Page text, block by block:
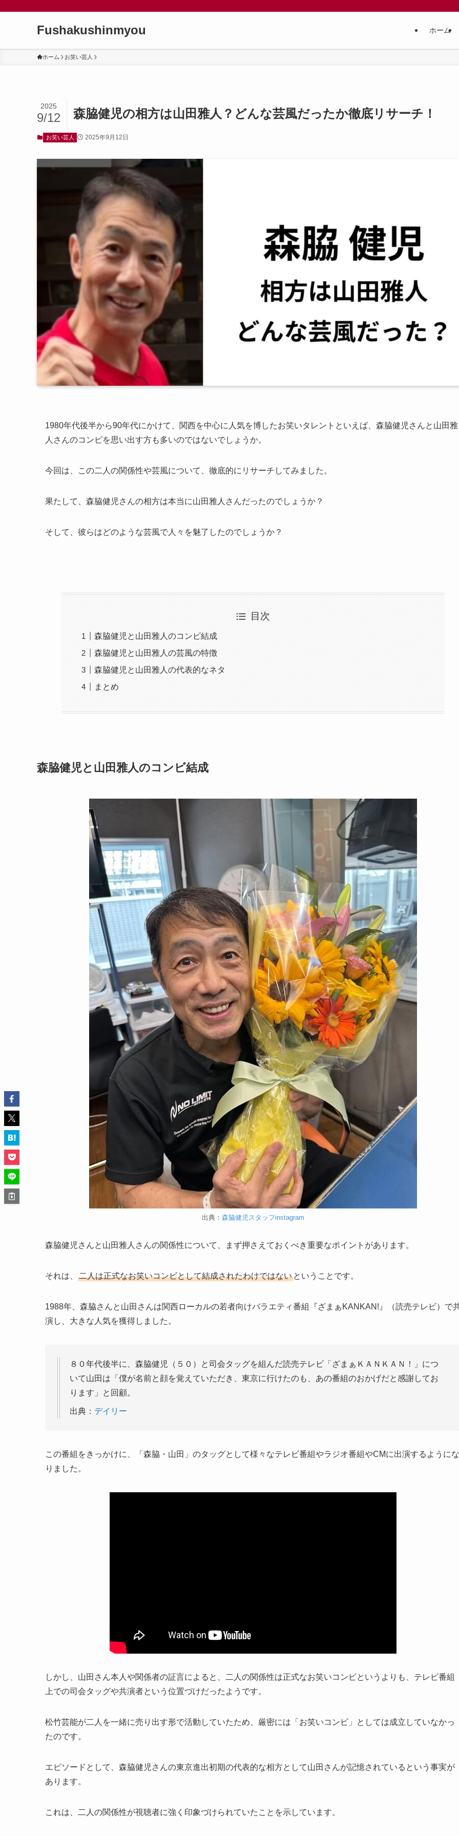
Fushakushinmyou ホーム
ホーム お笑い芸人
森脇健児の相方は山田雅人？どんな芸風だったか徹底リサーチ！
2025
9/12
お笑い芸人 2025年9月12日
1980年代後半から90年代にかけて、関西を中心に人気を博したお笑いタレントといえば、森脇健児さんと山田雅
人さんのコンビを思い出す方も多いのではないでしょうか。
今回は、この二人の関係性や芸風について、徹底的にリサーチしてみました。
果たして、森脇健児さんの相方は本当に山田雅人さんだったのでしょうか？
そして、彼らはどのような芸風で人々を魅了したのでしょうか？
目次
森脇健児と山田雅人のコンビ結成
森脇健児と山田雅人の芸風の特徴
森脇健児と山田雅人の代表的なネタ
まとめ
森脇健児と山田雅人のコンビ結成
出典： 森脇健児スタッフinstagram
森脇健児さんと山田雅人さんの関係性について、まず押さえておくべき重要なポイントがあります。
それは、 二人は正式なお笑いコンビとして結成されたわけではない ということです。
1988年、森脇さんと山田さんは関西ローカルの若者向けバラエティ番組『ざまぁKANKAN!』（読売テレビ）で
演し、大きな人気を獲得しました。
８０年代後半に、森脇健児（５０）と司会タッグを組んだ読売テレビ「ざまぁＫＡＮＫＡＮ！」につ
いて山田は「僕が名前と顔を覚えていただき、東京に行けたのも、あの番組のおかげだと感謝してお
ります」と回顧。
出典： デイリー
この番組をきっかけに、「森脇・山田」のタッグとして様々なテレビ番組やラジオ番組やCMに出演するようにな
りました。
しかし、山田さん本人や関係者の証言によると、二人の関係性は正式なお笑いコンビというよりも、テレビ番組
上での司会タッグや共演者という位置づけだったようです。
松竹芸能が二人を一緒に売り出す形で活動していたため、厳密には「お笑いコンビ」としては成立していなかっ
たのです。
エピソードとして、森脇健児さんの東京進出初期の代表的な相方として山田さんが記憶されているという事実が
あります。
これは、二人の関係性が視聴者に強く印象づけられていたことを示しています。